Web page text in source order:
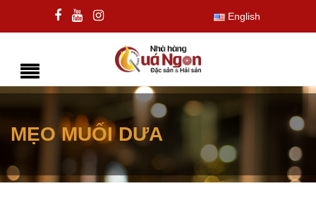
English
MẸO MUỐI DƯA